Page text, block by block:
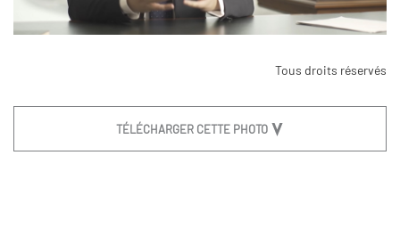
Tous droits réservés
TÉLÉCHARGER CETTE PHOTO